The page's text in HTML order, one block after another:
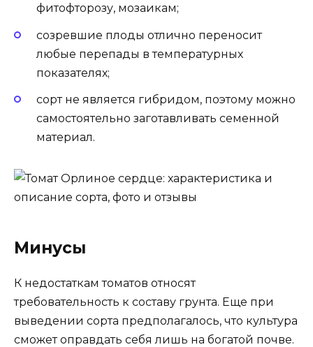
фитофторозу, мозаикам;
созревшие плоды отлично переносит
любые перепады в температурных
показателях;
сорт не является гибридом, поэтому можно
самостоятельно заготавливать семенной
материал.
Минусы
К недостаткам томатов относят
требовательность к составу грунта. Еще при
выведении сорта предполагалось, что культура
сможет оправдать себя лишь на богатой почве.